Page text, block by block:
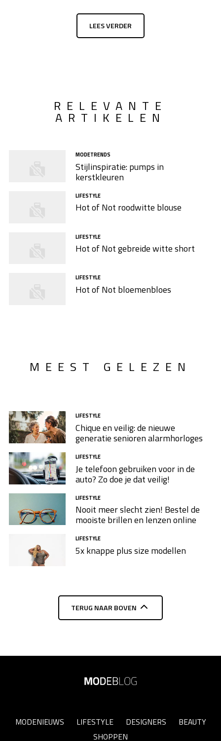
LEES VERDER
RELEVANTE
ARTIKELEN
MODETRENDS
Stijlinspiratie: pumps in
kerstkleuren
LIFESTYLE
Hot of Not roodwitte blouse
LIFESTYLE
Hot of Not gebreide witte short
LIFESTYLE
Hot of Not bloemenbloes
MEEST GELEZEN
LIFESTYLE
Chique en veilig: de nieuwe
generatie senioren alarmhorloges
LIFESTYLE
Je telefoon gebruiken voor in de
auto? Zo doe je dat veilig!
LIFESTYLE
Nooit meer slecht zien! Bestel de
mooiste brillen en lenzen online
LIFESTYLE
5x knappe plus size modellen​
TERUG NAAR BOVEN
MODENIEUWS LIFESTYLE DESIGNERS
BEAUTY
SHOPPEN